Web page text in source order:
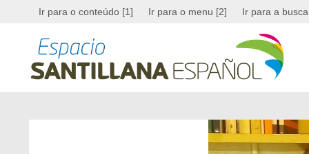
Ir para o conteúdo [1] Ir para o menu [2] Ir para a